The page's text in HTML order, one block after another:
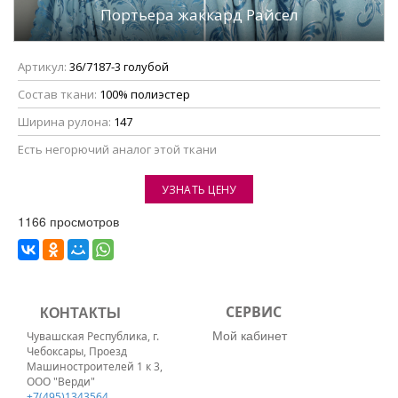
Портьера жаккард Райсел
Артикул: 36/7187-3 голубой
Состав ткани: 100% полиэстер
Ширина рулона: 147
Eсть негорючий аналог этой ткани
УЗНАТЬ ЦЕНУ
1166 просмотров
КОНТАКТЫ
Чувашская Республика, г.
Чебоксары, Проезд
Машиностроителей 1 к 3,
ООО "Верди"
СЕРВИС
Мой кабинет